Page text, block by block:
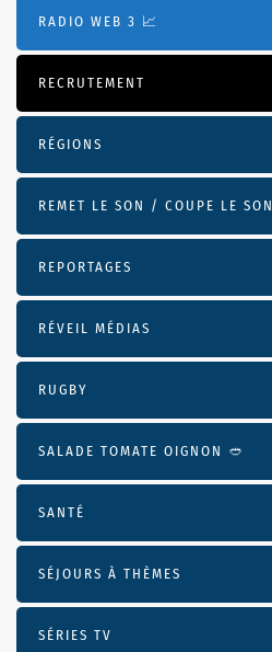
RADIO WEB 3 📈
RECRUTEMENT
RÉGIONS
REMET LE SON / COUPE LE SON
REPORTAGES
RÉVEIL MÉDIAS
RUGBY
SALADE TOMATE OIGNON 🥙
SANTÉ
SÉJOURS À THÈMES
SÉRIES TV